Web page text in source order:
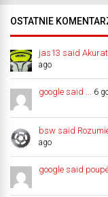
OSTATNIE
jas13 said Akurat
ago
google said ... 6
bsw said
ago
google said